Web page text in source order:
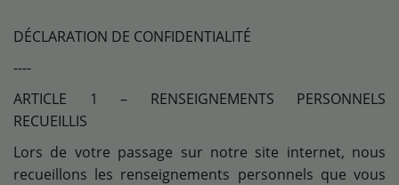
L'histoire de RGM
Emissions
Equipes
DÉCLARATION DE CONFIDENTIALITÉ
----
ARTICLE 1 – RENSEIGNEMENTS PERSONNELS
RECUEILLIS
Lors de votre passage sur notre site internet, nous
recueillons les renseignements personnels que vous